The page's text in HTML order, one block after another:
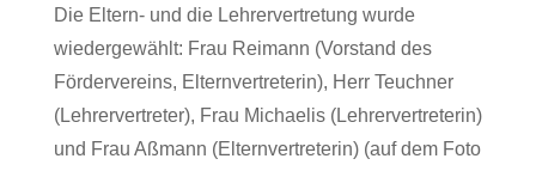
Die Eltern- und die Lehrervertretung wurde
wiedergewählt: Frau Reimann (Vorstand des
Fördervereins, Elternvertreterin), Herr Teuchner
(Lehrervertreter), Frau Michaelis (Lehrervertreterin)
und Frau Aßmann (Elternvertreterin) (auf dem Foto